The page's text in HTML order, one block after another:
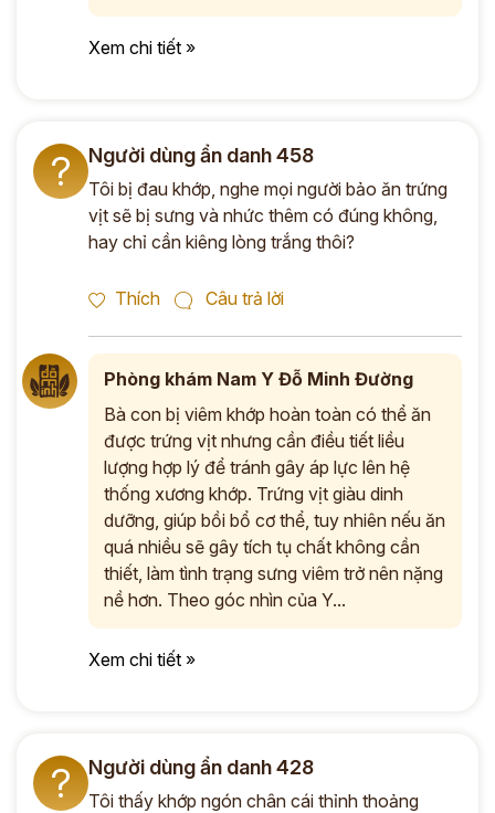
Xem chi tiết »
? Người dùng ẩn danh 458
Tôi bị đau khớp, nghe mọi người bảo ăn trứng
vịt sẽ bị sưng và nhức thêm có đúng không,
hay chỉ cần kiêng lòng trắng thôi?
Thích Câu trả lời
Phòng khám Nam Y Đỗ Minh Đường
Bà con bị viêm khớp hoàn toàn có thể ăn
được trứng vịt nhưng cần điều tiết liều
lượng hợp lý để tránh gây áp lực lên hệ
thống xương khớp. Trứng vịt giàu dinh
dưỡng, giúp bồi bổ cơ thể, tuy nhiên nếu ăn
quá nhiều sẽ gây tích tụ chất không cần
thiết, làm tình trạng sưng viêm trở nên nặng
nề hơn. Theo góc nhìn của Y...
Xem chi tiết »
? Người dùng ẩn danh 428
Tôi thấy khớp ngón chân cái thỉnh thoảng